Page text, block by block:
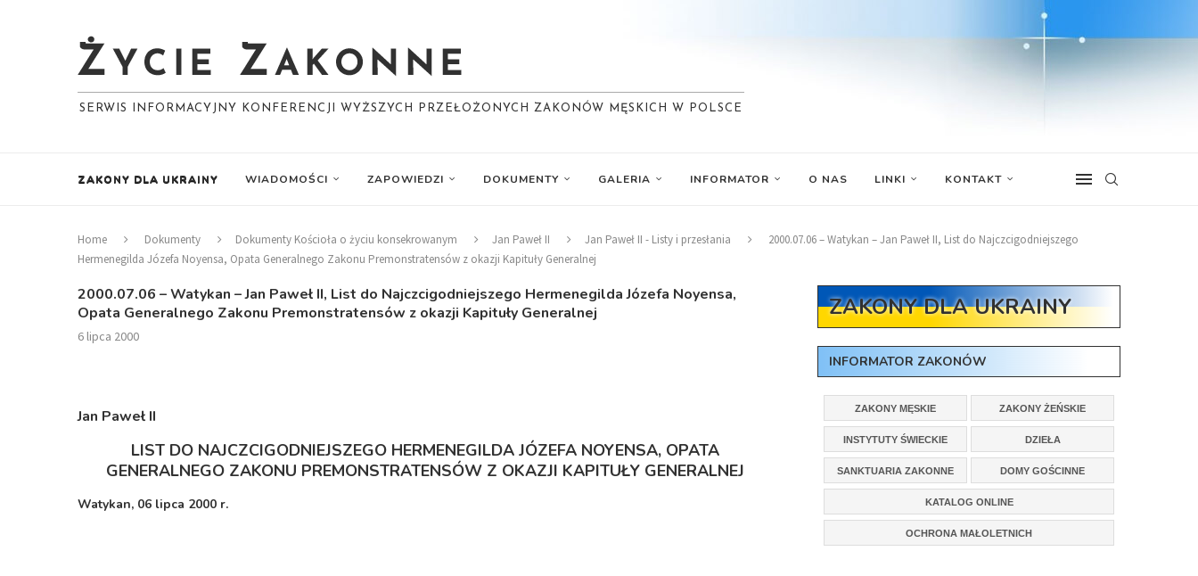
SERWIS INFORMACYJNY KONFERENCJI WYŻSZYCH PRZEŁOŻONYCH ZAKONÓW MĘSKICH W POLSCE
ZAKONY DLA UKRAINY WIADOMOŚCI ZAPOWIEDZI DOKUMENTY GALERIA INFORMATOR O NAS LINKI KONTAKT
Home Dokumenty Dokumenty Kościoła o życiu konsekrowanym Jan Paweł II Jan Paweł II - Listy i przesłania
2000.07.06 – Watykan – Jan Paweł II, List do Najczcigodniejszego
Hermenegilda Józefa Noyensa, Opata Generalnego Zakonu Premonstratensów z okazji Kapituły Generalnej
2000.07.06 – Watykan – Jan Paweł II, List do Najczcigodniejszego Hermenegilda Józefa Noyensa,
Opata Generalnego Zakonu Premonstratensów z okazji Kapituły Generalnej
6 lipca 2000
Jan Paweł II
LIST DO NAJCZCIGODNIEJSZEGO HERMENEGILDA JÓZEFA NOYENSA, OPATA
GENERALNEGO ZAKONU PREMONSTRATENSÓW Z OKAZJI KAPITUŁY GENERALNEJ
Watykan, 06 lipca 2000 r.
ZAKONY DLA UKRAINY
INFORMATOR ZAKONÓW
ZAKONY MĘSKIE ZAKONY ŻEŃSKIE
INSTYTUTY ŚWIECKIE DZIEŁA
SANKTUARIA ZAKONNE DOMY GOŚCINNE
KATALOG ONLINE
OCHRONA MAŁOLETNICH